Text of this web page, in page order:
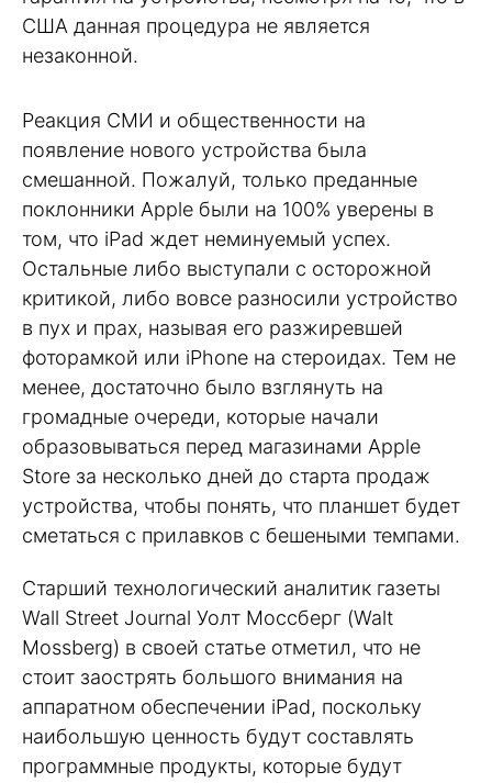
США данная процедура не является
незаконной.
Реакция СМИ и общественности на
появление нового устройства была
смешанной. Пожалуй, только преданные
поклонники Apple были на 100% уверены в
том, что iPad ждет неминуемый успех.
Остальные либо выступали с осторожной
критикой, либо вовсе разносили устройство
в пух и прах, называя его разжиревшей
фоторамкой или iPhone на стероидах. Тем не
менее, достаточно было взглянуть на
громадные очереди, которые начали
образовываться перед магазинами Apple
Store за несколько дней до старта продаж
устройства, чтобы понять, что планшет будет
сметаться с прилавков с бешеными темпами.
Старший технологический аналитик газеты
Wall Street Journal Уолт Моссберг (Walt
Mossberg) в своей статье отметил, что не
стоит заострять большого внимания на
аппаратном обеспечении iPad, поскольку
наибольшую ценность будут составлять
программные продукты, которые будут